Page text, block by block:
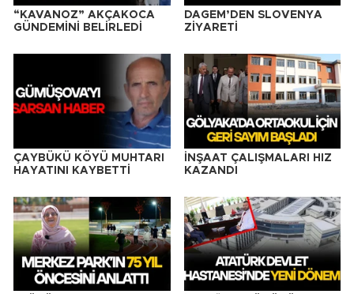
“KAVANOZ” AKÇAKOCA
GÜNDEMİNİ BELİRLEDİ
DAGEM’DEN SLOVENYA
ZİYARETİ
ÇAYBÜKÜ KÖYÜ MUHTARI
HAYATINI KAYBETTİ
İNŞAAT ÇALIŞMALARI HIZ
KAZANDI